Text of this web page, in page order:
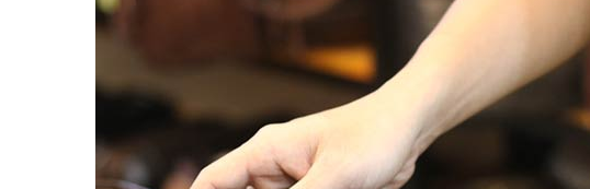
Balo du lịch
Balo da đeo chéo nam
Ví Cầm Tay Nam
Ví Ngắn Nam